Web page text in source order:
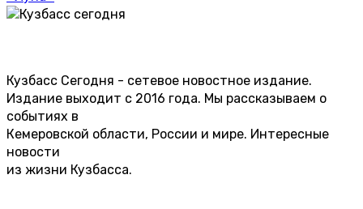
Кузбасс Сегодня - сетевое новостное издание.
Издание выходит с 2016 года. Мы рассказываем о
событиях в
Кемеровской области, России и мире. Интересные
новости
из жизни Кузбасса.